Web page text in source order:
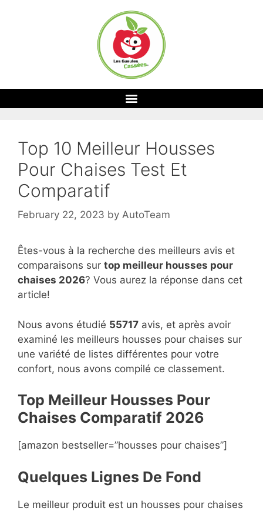
Top 10 Meilleur Housses
Pour Chaises Test Et
Comparatif
February 22, 2023 by AutoTeam
Êtes-vous à la recherche des meilleurs avis et
comparaisons sur top meilleur housses pour
chaises 2026? Vous aurez la réponse dans cet
article!
Nous avons étudié 55717 avis, et après avoir
examiné les meilleurs housses pour chaises sur
une variété de listes différentes pour votre
confort, nous avons compilé ce classement.
Top Meilleur Housses Pour
Chaises Comparatif 2026
[amazon bestseller=”housses pour chaises”]
Quelques Lignes De Fond
Le meilleur produit est un housses pour chaises